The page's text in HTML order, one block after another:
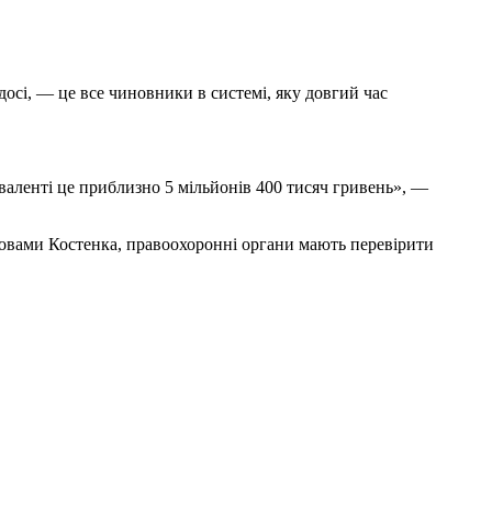
— це все чиновники в системі, яку довгий час
це приблизно 5 мільйонів 400 тисяч гривень», —
Костенка, правоохоронні органи мають перевірити